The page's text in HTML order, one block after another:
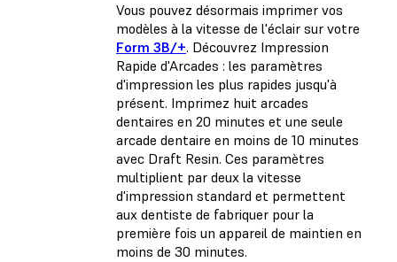
Vous pouvez désormais imprimer vos
modèles à la vitesse de l'éclair sur votre
Form 3B/+. Découvrez Impression
Rapide d'Arcades : les paramètres
d'impression les plus rapides jusqu'à
présent. Imprimez huit arcades
dentaires en 20 minutes et une seule
arcade dentaire en moins de 10 minutes
avec Draft Resin. Ces paramètres
multiplient par deux la vitesse
d'impression standard et permettent
aux dentiste de fabriquer pour la
première fois un appareil de maintien en
moins de 30 minutes.